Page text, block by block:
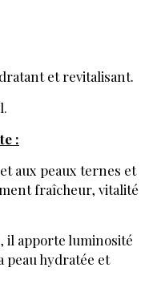
et revitalisant.
:
aux peaux ternes et
fraîcheur, vitalité
il apporte luminosité
peau hydratée et